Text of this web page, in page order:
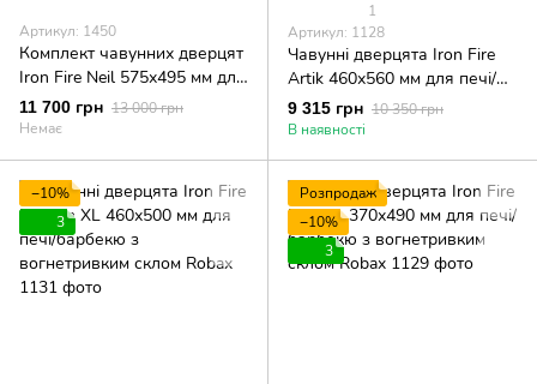
Артикул: 1450
Комплект чавунних дверцят
Iron Fire Neil 575х495 мм для
каміна/барбекю з
вогнетривким склом Robax +
11 700 грн 13 000 грн
Немає
1
Артикул: 1128
Чавунні дверцята Iron Fire
Artik 460х560 мм для печі/
барбекю з вогнетривким
склом Robax
9 315 грн 10 350 грн
В наявності
−10%
3
Розпродаж
−10%
3